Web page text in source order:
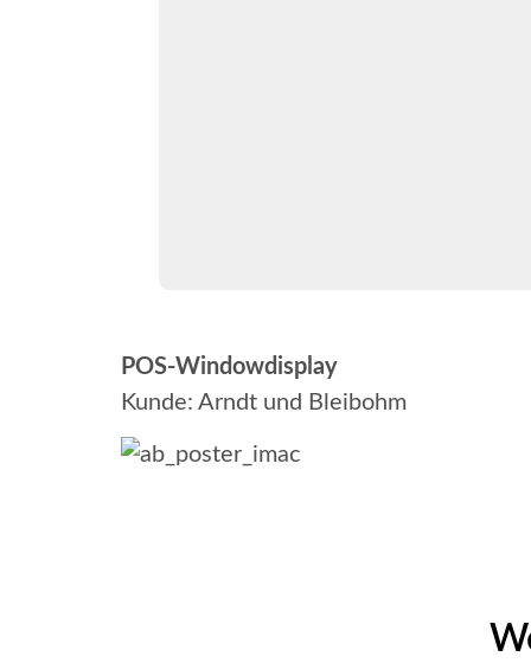
POS-Windowdisplay
Kunde: Arndt und Bleibohm